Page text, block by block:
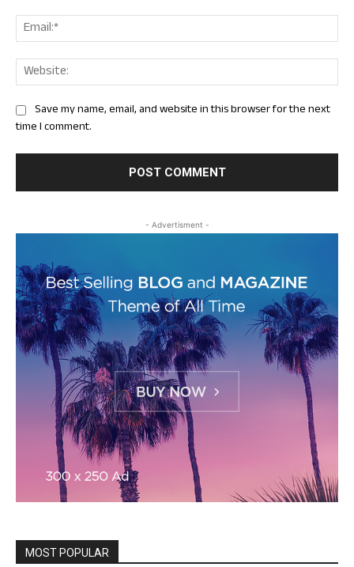
Save my name, email, and website in this browser for the next
time I comment.
- Advertisment -
MOST POPULAR